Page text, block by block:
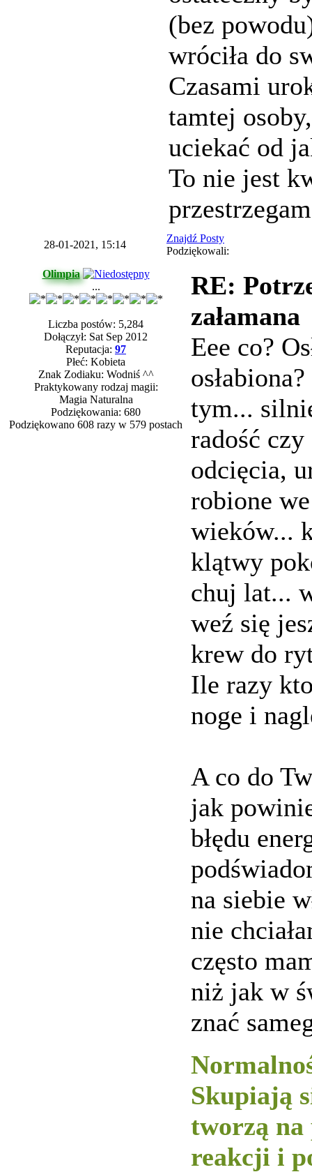
(bez
wróciła do
Czasami
tamtej
uciekać od
To nie jest
28-01-2021, 15:14
Znajdź Posty
Podziękowali:
Olimpia
...
Liczba postów: 5,284
Dołączył: Sat Sep 2012
Reputacja: 97
Płeć: Kobieta
Znak Zodiaku: Wodniś ^^
Praktykowany rodzaj magii:
Magia Naturalna
Podziękowania: 680
Podziękowano 608 razy w 579 postach
RE:
załamana
Eee co?
tym...
radość
odcięcia,
robione
wieków...
klątwy
chuj lat...
weź się
krew do
Ile razy
noge i
A co do
jak
błędu
na siebie
nie
często
niż jak w
znać
Skupiają
tworzą na
reakcji i